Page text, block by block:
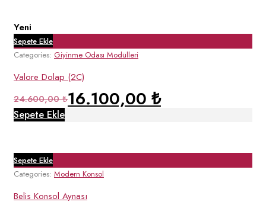
Yeni
Sepete Ekle
Categories: Giyinme Odası Modülleri
Valore Dolap (2C)
24.600,00₺
Orijinal
fiyat:
24.600,00 ₺.
16.100,00 ₺
Şu
andaki
fiyat:
Sepete Ekle
Sepete Ekle
Categories: Modern Konsol
Belis Konsol Aynası